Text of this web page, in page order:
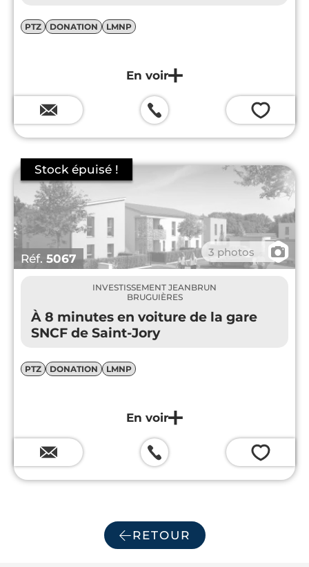
PTZ DONATION LMNP
💗
Réf. 5067 3 photos 📷
INVESTISSEMENT JEANBRUN
BRUGUIÈRES
À 8 minutes en voiture de la gare
SNCF de Saint-Jory
PTZ DONATION LMNP
💗
RETOUR